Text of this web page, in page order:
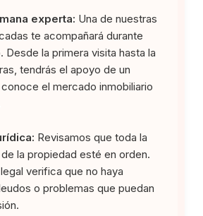
experta: Una de nuestras
te acompañará durante
la primera visita hasta la
tendrás el apoyo de un
el mercado inmobiliario
Revisamos que toda la
la propiedad esté en orden.
verifica que no haya
o problemas que puedan